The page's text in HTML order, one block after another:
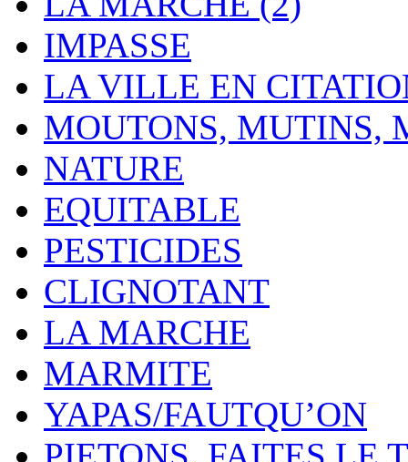
IMPASSE
LA VILLE EN
MOUTONS, MUTINS,
NATURE
EQUITABLE
PESTICIDES
CLIGNOTANT
LA MARCHE
MARMITE
YAPAS/FAUTQU’ON